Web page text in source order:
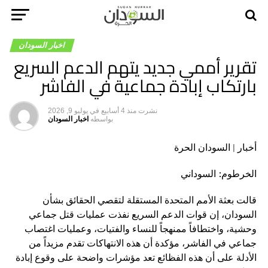
اخبار السودان
تقرير أممي جديد يتهم الدعم السريع
بارتكاب إبادة جماعية في الفاشر
نشرت منذ 4 أسابيع في يوليو 9, 2026
بواسطه اخبار السودان
أخبار | السودان الحرة
الخرطوم: السوداني
قالت بعثة الأمم المتحدة المستقلة لتقصي الحقائق بشأن
السودان، إن قوات الدعم السريع نفذت عمليات قتل جماعي
وحشية، واختطافاً ممنهجاً للنساء والفتيات، وعمليات اغتصاب
جماعي في الفاشر، مؤكدة أن هذه الانتهاكات تقدم مزيداً من
الأدلة على أن هذه الفظائع تعد مؤشرات واضحة على وقوع إبادة